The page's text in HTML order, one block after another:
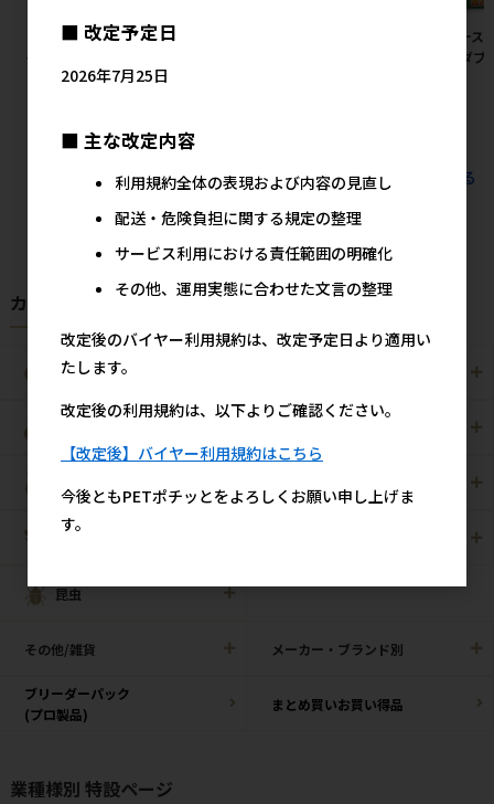
［ペットプロジャパン］マイラ
参考上代 2,440円
［アー
の香ダブ
すべてのおすすめ商品を見る
カテゴリから探す
犬用
昆虫
その他/雑貨 メーカー・ブランド別
ブリーダーパック
(プロ製品)
まとめ買いお買い得品
業種様別 特設ページ
■ 改定予定日
2026年7月25日
■ 主な改定内容
利用規約全体の表現および内容の見直し
配送・危険負担に関する規定の整理
サービス利用における責任範囲の明確化
その他、運用実態に合わせた文言の整理
改定後のバイヤー利用規約は、改定予定日より適用い
たします。
改定後の利用規約は、以下よりご確認ください。
【改定後】バイヤー利用規約はこちら
今後ともPETポチッとをよろしくお願い申し上げま
す。